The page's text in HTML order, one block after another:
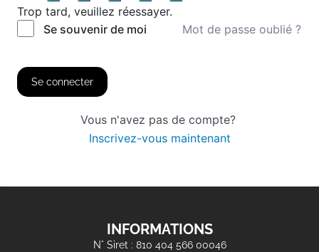
Trop tard, veuillez réessayer.
Se souvenir de moi
Mot de passe oublié ?
Se connecter
Vous n'avez pas de compte?
Inscrivez-vous maintenant
INFORMATIONS
N° Siret : 810 404 566 00046